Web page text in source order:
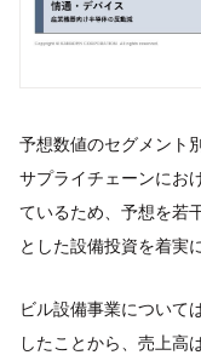
予想数値のセグメント
サプライチェーンにお
ているため、予想を若
とした設備投資を着実
ビル設備事業について
したことから、売上高